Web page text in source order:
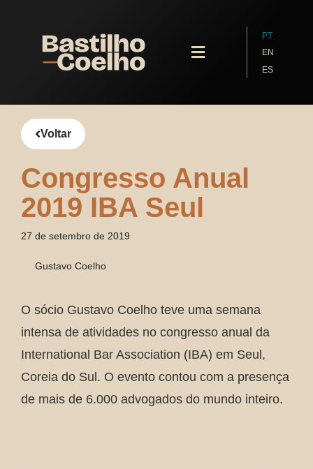
PT
EN
ES
Voltar
Congresso Anual
2019 IBA Seul
27 de setembro de 2019
Gustavo Coelho
O sócio Gustavo Coelho teve uma semana
intensa de atividades no congresso anual da
International Bar Association (IBA) em Seul,
Coreia do Sul. O evento contou com a presença
de mais de 6.000 advogados do mundo inteiro.